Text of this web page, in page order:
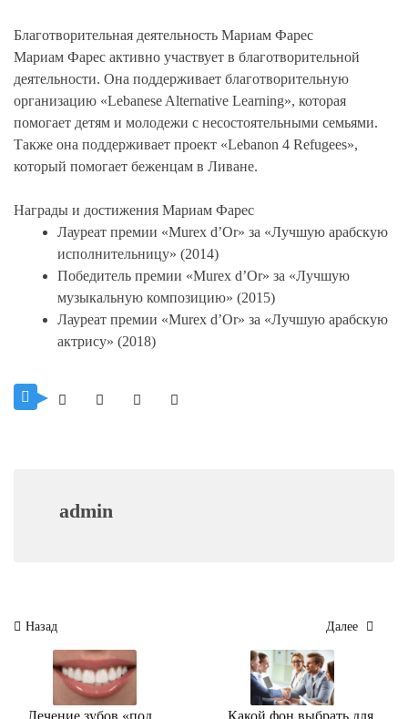
Благотворительная деятельность Мариам Фарес
Мариам Фарес активно участвует в благотворительной
деятельности. Она поддерживает благотворительную
организацию «Lebanese Alternative Learning», которая
помогает детям и молодежи с несостоятельными семьями.
Также она поддерживает проект «Lebanon 4 Refugees»,
который помогает беженцам в Ливане.
Награды и достижения Мариам Фарес
Лауреат премии «Murex d’Or» за «Лучшую арабскую
исполнительницу» (2014)
Победитель премии «Murex d’Or» за «Лучшую
музыкальную композицию» (2015)
Лауреат премии «Murex d’Or» за «Лучшую арабскую
актрису» (2018)
admin
Навигация
записям
Назад
Лечение зубов «под
Далее
Какой фон выбрать для